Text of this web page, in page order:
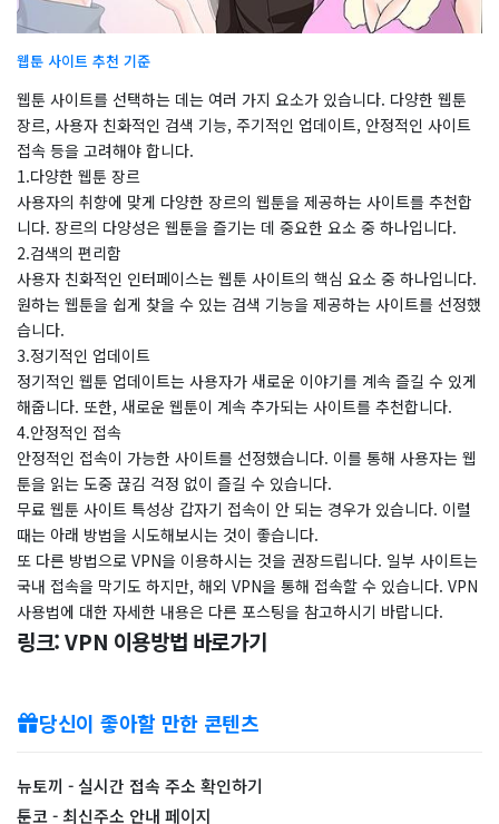
웹툰 사이트 추천 기준
웹툰 사이트를 선택하는 데는 여러 가지 요소가 있습니다. 다양한 웹툰
장르, 사용자 친화적인 검색 기능, 주기적인 업데이트, 안정적인 사이트
접속 등을 고려해야 합니다.
1.다양한 웹툰 장르
사용자의 취향에 맞게 다양한 장르의 웹툰을 제공하는 사이트를 추천합
니다. 장르의 다양성은 웹툰을 즐기는 데 중요한 요소 중 하나입니다.
2.검색의 편리함
사용자 친화적인 인터페이스는 웹툰 사이트의 핵심 요소 중 하나입니다.
원하는 웹툰을 쉽게 찾을 수 있는 검색 기능을 제공하는 사이트를 선정했
습니다.
3.정기적인 업데이트
정기적인 웹툰 업데이트는 사용자가 새로운 이야기를 계속 즐길 수 있게
해줍니다. 또한, 새로운 웹툰이 계속 추가되는 사이트를 추천합니다.
4.안정적인 접속
안정적인 접속이 가능한 사이트를 선정했습니다. 이를 통해 사용자는 웹
툰을 읽는 도중 끊김 걱정 없이 즐길 수 있습니다.
무료 웹툰 사이트 특성상 갑자기 접속이 안 되는 경우가 있습니다. 이럴
때는 아래 방법을 시도해보시는 것이 좋습니다.
또 다른 방법으로 VPN을 이용하시는 것을 권장드립니다. 일부 사이트는
국내 접속을 막기도 하지만, 해외 VPN을 통해 접속할 수 있습니다. VPN
사용법에 대한 자세한 내용은 다른 포스팅을 참고하시기 바랍니다.
링크: VPN 이용방법 바로가기
당신이 좋아할 만한 콘텐츠
뉴토끼 - 실시간 접속 주소 확인하기
툰코 - 최신주소 안내 페이지